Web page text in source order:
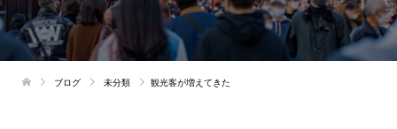
ブログ 未分類 観光客が増えてきた